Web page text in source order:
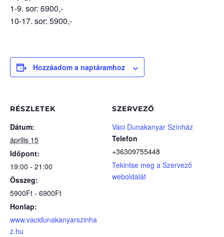
1-9. sor: 6900,-
10-17. sor: 5900,-
Hozzáadom a naptáramhoz
RÉSZLETEK
Dátum:
április 15
Időpont:
19:00 - 21:00
Összeg:
5900Ft - 6900Ft
Honlap:
www.vacidunakanyarszinha
z.hu
SZERVEZŐ
Váci Dunakanyar Színház
Telefon
+36309755448
Tekintse meg a Szervező
weboldalát